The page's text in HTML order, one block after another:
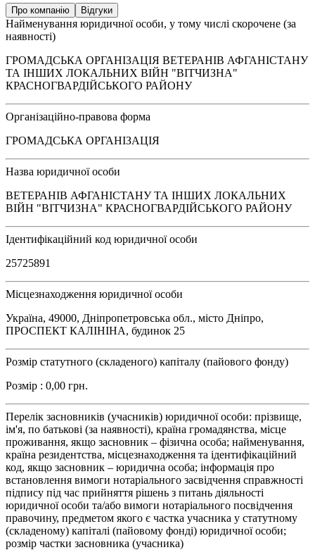
Про компанію Відгуки
Найменування юридичної особи, у тому числі скорочене (за
наявності)
ГРОМАДСЬКА ОРГАНІЗАЦІЯ ВЕТЕРАНІВ АФГАНІСТАНУ
ТА ІНШИХ ЛОКАЛЬНИХ ВІЙН "ВІТЧИЗНА"
КРАСНОГВАРДІЙСЬКОГО РАЙОНУ
Організаційно-правова форма
ГРОМАДСЬКА ОРГАНІЗАЦІЯ
Назва юридичної особи
ВЕТЕРАНІВ АФГАНІСТАНУ ТА ІНШИХ ЛОКАЛЬНИХ
ВІЙН "ВІТЧИЗНА" КРАСНОГВАРДІЙСЬКОГО РАЙОНУ
Ідентифікаційний код юридичної особи
25725891
Місцезнаходження юридичної особи
Україна, 49000, Дніпропетровська обл., місто Дніпро,
ПРОСПЕКТ КАЛІНІНА, будинок 25
Розмір статутного (складеного) капіталу (пайового фонду)
Розмір : 0,00 грн.
Перелік засновників (учасників) юридичної особи: прізвище,
ім'я, по батькові (за наявності), країна громадянства, місце
проживання, якщо засновник – фізична особа; найменування,
країна резидентства, місцезнаходження та ідентифікаційний
код, якщо засновник – юридична особа; інформація про
встановлення вимоги нотаріального засвідчення справжності
підпису під час прийняття рішень з питань діяльності
юридичної особи та/або вимоги нотаріального посвідчення
правочину, предметом якого є частка учасника у статутному
(складеному) капіталі (пайовому фонді) юридичної особи;
розмір частки засновника (учасника)